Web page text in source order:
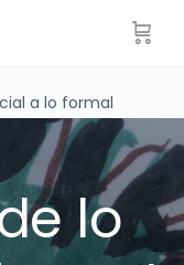
a lo formal
lo